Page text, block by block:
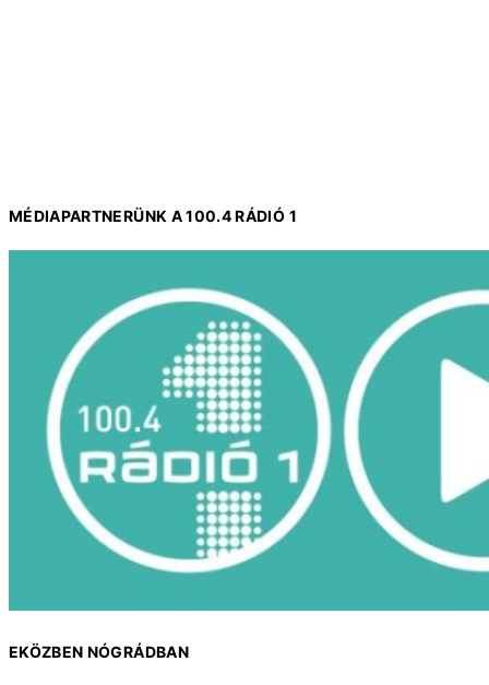
MÉDIAPARTNERÜNK A 100.4 RÁDIÓ 1
EKÖZBEN NÓGRÁDBAN